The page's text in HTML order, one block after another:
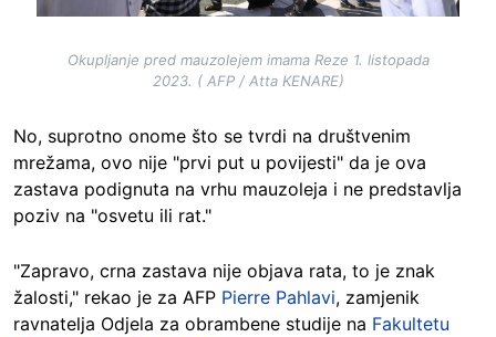
Okupljanje pred mauzolejem imama Reze 1. listopada
2023. ( AFP / Atta KENARE)
No, suprotno onome što se tvrdi na društvenim
mrežama, ovo nije "prvi put u povijesti" da je ova
zastava podignuta na vrhu mauzoleja i ne predstavlja
poziv na "osvetu ili rat."
"Zapravo, crna zastava nije objava rata, to je znak
žalosti," rekao je za AFP Pierre Pahlavi, zamjenik
ravnatelja Odjela za obrambene studije na Fakultetu